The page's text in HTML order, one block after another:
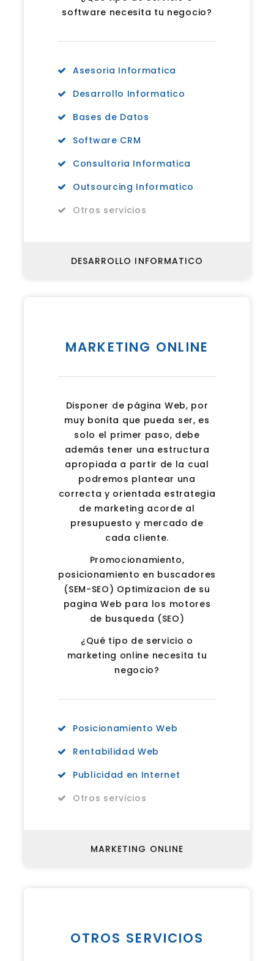
software necesita tu negocio?
Asesoria Informatica
Desarrollo Informatico
Bases de Datos
Software CRM
Consultoria Informatica
Outsourcing Informatico
Otros servicios
DESARROLLO INFORMATICO
MARKETING ONLINE
Disponer de página Web, por
muy bonita que pueda ser, es
solo el primer paso, debe
además tener una estructura
apropiada a partir de la cual
podremos plantear una
correcta y orientada estrategia
de marketing acorde al
presupuesto y mercado de
cada cliente.
Promocionamiento,
posicionamiento en buscadores
(SEM-SEO) Optimizacion de su
pagina Web para los motores
de busqueda (SEO)
¿Qué tipo de servicio o
marketing online necesita tu
negocio?
Posicionamiento Web
Rentabilidad Web
Publicidad en Internet
Otros servicios
MARKETING ONLINE
OTROS SERVICIOS